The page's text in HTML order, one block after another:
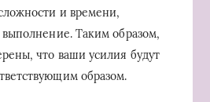
и времени,
выполнение. Таким образом,
что ваши усилия будут
образом.